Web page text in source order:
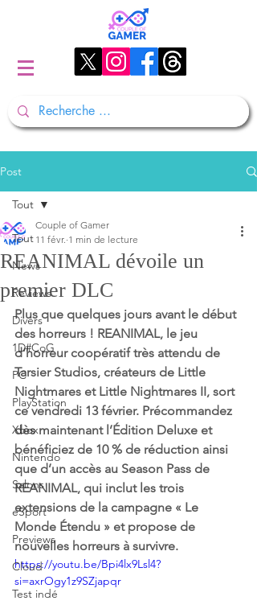
Post
Tout
News
Reviews
Divers
1D#CoG
PC
PlayStation
Xbox
Nintendo
Salons
eSport
Previews
Cloud
Test indé
Tout
REANIMAL dévoile un
premier DLC
Couple of Gamer
11 févr. 1 min de lecture
Plus que quelques jours avant le début
des horreurs ! REANIMAL, le jeu
d’horreur coopératif très attendu de
Tarsier Studios, créateurs de Little
Nightmares et Little Nightmares II, sort
ce vendredi 13 février. Précommandez
dès maintenant l’Édition Deluxe et
bénéficiez de 10 % de réduction ainsi
que d’un accès au Season Pass de
REANIMAL, qui inclut les trois
extensions de la campagne « Le
Monde Étendu » et propose de
nouvelles horreurs à survivre.
https://youtu.be/Bpi4lx9Lsl4?
si=axrOgy1z9SZjapqr